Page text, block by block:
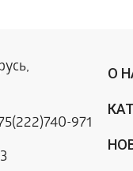
971
О